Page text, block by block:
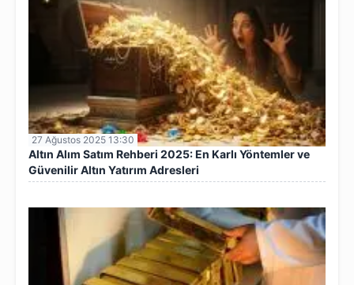
27 Ağustos 2025 13:30
Altın Alım Satım Rehberi 2025: En Karlı Yöntemler ve
Güvenilir Altın Yatırım Adresleri